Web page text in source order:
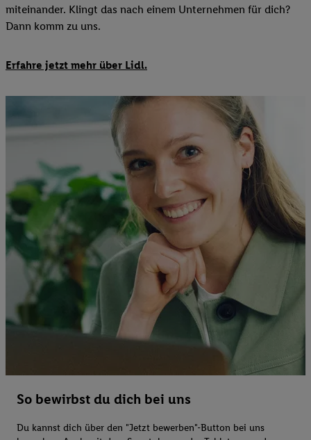
miteinander. Klingt das nach einem Unternehmen für dich?
Dann komm zu uns.​
Erfahre jetzt mehr über Lidl.
So bewirbst du dich bei uns
Du kannst dich über den "Jetzt bewerben"-Button bei uns